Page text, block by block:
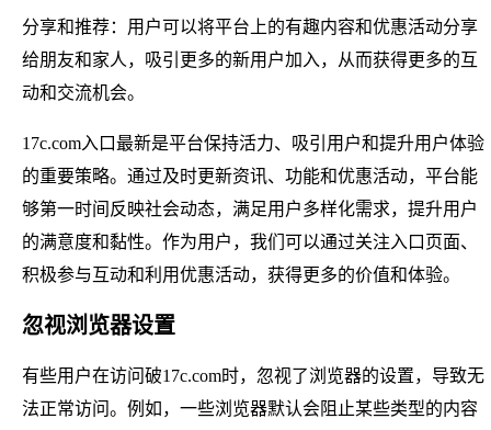
分享和推荐：用户可以将平台上的有趣内容和优惠活动分享
给朋友和家人，吸引更多的新用户加入，从而获得更多的互
动和交流机会。
17c.com入口最新是平台保持活力、吸引用户和提升用户体验
的重要策略。通过及时更新资讯、功能和优惠活动，平台能
够第一时间反映社会动态，满足用户多样化需求，提升用户
的满意度和黏性。作为用户，我们可以通过关注入口页面、
积极参与互动和利用优惠活动，获得更多的价值和体验。
忽视浏览器设置
有些用户在访问破17c.com时，忽视了浏览器的设置，导致无
法正常访问。例如，一些浏览器默认会阻止某些类型的内容